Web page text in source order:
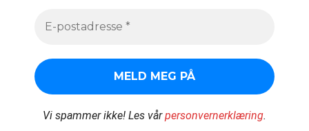
Vi spammer ikke! Les vårpersonvernerklæring.